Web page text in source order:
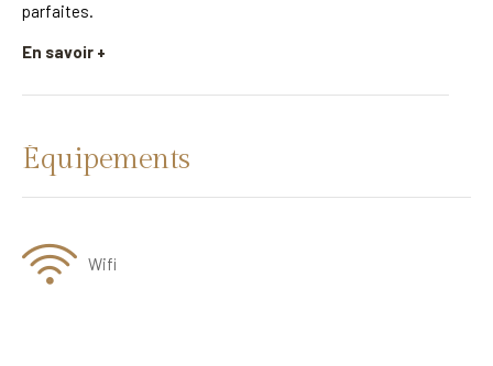
parfaites.
En savoir +
Équipements
Wifi